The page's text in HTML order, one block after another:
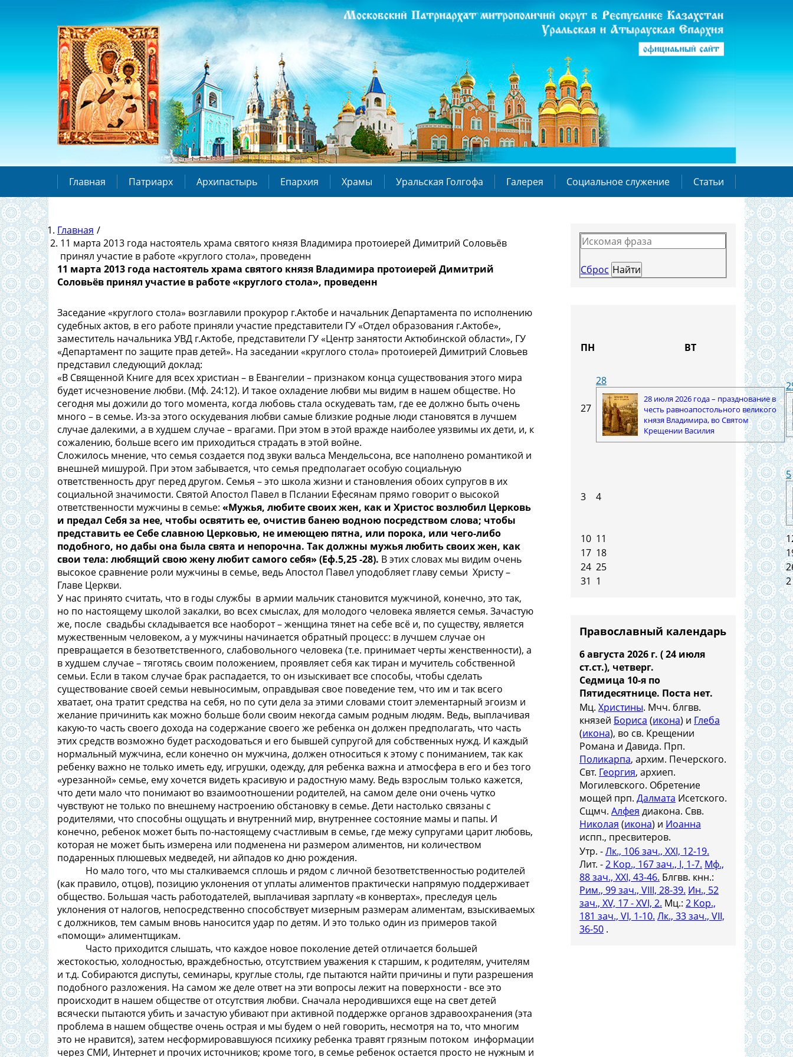
Главная Патриарх Архипастырь Епархия Храмы Уральская Голгофа Галерея Социальное служение Статьи
Главная /
11 марта 2013 года настоятель храма святого князя Владимира протоиерей Димитрий Соловьёв
принял участие в работе «круглого стола», проведенн
11 марта 2013 года настоятель храма святого князя Владимира протоиерей Димитрий
Соловьёв принял участие в работе «круглого стола», проведенн
Заседание «круглого стола» возглавили прокурор г.Актобе и начальник Департамента по исполнению
судебных актов, в его работе приняли участие представители ГУ «Отдел образования г.Актобе»,
заместитель начальника УВД г.Актобе, представители ГУ «Центр занятости Актюбинской области», ГУ
«Департамент по защите прав детей». На заседании «круглого стола» протоиерей Димитрий Словьев
представил следующий доклад:
«В Священной Книге для всех христиан – в Евангелии – признаком конца существования этого мира
будет исчезновение любви. (Мф. 24:12). И такое охладение любви мы видим в нашем обществе. Но
сегодня мы дожили до того момента, когда любовь стала оскудевать там, где ее должно быть очень
много – в семье. Из-за этого оскудевания любви самые близкие родные люди становятся в лучшем
случае далекими, а в худшем случае – врагами. При этом в этой вражде наиболее уязвимы их дети, и, к
сожалению, больше всего им приходиться страдать в этой войне.
Сложилось мнение, что семья создается под звуки вальса Мендельсона, все наполнено романтикой и
внешней мишурой. При этом забывается, что семья предполагает особую социальную
ответственность друг перед другом. Семья – это школа жизни и становления обоих супругов в их
социальной значимости. Святой Апостол Павел в Пслании Ефесянам прямо говорит о высокой
ответственности мужчины в семье: «Мужья, любите своих жен, как и Христос возлюбил Церковь
и предал Себя за нее, чтобы освятить ее, очистив банею водною посредством слова; чтобы
представить ее Себе славною Церковью, не имеющею пятна, или порока, или чего-либо
подобного, но дабы она была свята и непорочна. Так должны мужья любить своих жен, как
свои тела: любящий свою жену любит самого себя» (Еф.5,25 -28). В этих словах мы видим очень
высокое сравнение роли мужчины в семье, ведь Апостол Павел уподобляет главу семьи Христу –
Главе Церкви.
У нас принято считать, что в годы службы в армии мальчик становится мужчиной, конечно, это так,
но по настоящему школой закалки, во всех смыслах, для молодого человека является семья. Зачастую
же, после свадьбы складывается все наоборот – женщина тянет на себе всё и, по существу, является
мужественным человеком, а у мужчины начинается обратный процесс: в лучшем случае он
превращается в безответственного, слабовольного человека (т.е. принимает черты женственности), а
в худшем случае – тяготясь своим положением, проявляет себя как тиран и мучитель собственной
семьи. Если в таком случае брак распадается, то он изыскивает все способы, чтобы сделать
существование своей семьи невыносимым, оправдывая свое поведение тем, что им и так всего
хватает, она тратит средства на себя, но по сути дела за этими словами стоит элементарный эгоизм и
желание причинить как можно больше боли своим некогда самым родным людям. Ведь, выплачивая
какую-то часть своего дохода на содержание своего же ребенка он должен предполагать, что часть
этих средств возможно будет расходоваться и его бывшей супругой для собственных нужд. И каждый
нормальный мужчина, если конечно он мужчина, должен относиться к этому с пониманием, так как
ребенку важно не только иметь еду, игрушки, одежду, для ребенка важна и атмосфера в его и без того
«урезанной» семье, ему хочется видеть красивую и радостную маму. Ведь взрослым только кажется,
что дети мало что понимают во взаимоотношении родителей, на самом деле они очень чутко
чувствуют не только по внешнему настроению обстановку в семье. Дети настолько связаны с
родителями, что способны ощущать и внутренний мир, внутреннее состояние мамы и папы. И
конечно, ребенок может быть по-настоящему счастливым в семье, где межу супругами царит любовь,
которая не может быть измерена или подменена ни размером алиментов, ни количеством
подаренных плюшевых медведей, ни айпадов ко дню рождения.
Но мало того, что мы сталкиваемся сплошь и рядом с личной безответственностью родителей
(как правило, отцов), позицию уклонения от уплаты алиментов практически напрямую поддерживает
общество. Большая часть работодателей, выплачивая зарплату «в конвертах», преследуя цель
уклонения от налогов, непосредственно способствует мизерным размерам алиментам, взыскиваемых
с должников, тем самым вновь наносится удар по детям. И это только один из примеров такой
«помощи» алиментщикам.
Часто приходится слышать, что каждое новое поколение детей отличается большей
жестокостью, холодностью, враждебностью, отсутствием уважения к старшим, к родителям, учителям
и т.д. Собираются диспуты, семинары, круглые столы, где пытаются найти причины и пути разрешения
подобного разложения. На самом же деле ответ на эти вопросы лежит на поверхности - все это
происходит в нашем обществе от отсутствия любви. Сначала неродившихся еще на свет детей
всячески пытаются убить и зачастую убивают при активной поддержке органов здравоохранения (эта
проблема в нашем обществе очень острая и мы будем о ней говорить, несмотря на то, что многим
это не нравится), затем несформировавшуюся психику ребенка травят грязным потоком информации
через СМИ, Интернет и прочих источников; кроме того, в семье ребенок остается просто не нужным и
Сброс
ПН ВТ
27
28
28 июля 2026 года – празднование в
честь равноапостольного великого
князя Владимира, во Святом
Крещении Василия
3 4
5
10 11
17 18
24 25
31 1 2
Православный календарь
6 августа 2026 г. ( 24 июля
ст.ст.), четверг.
Седмица 10-я по
Пятидесятнице. Поста нет.
Мц. Христины. Мчч. блгвв.
князей Бориса (икона) и Глеба
(икона), во св. Крещении
Романа и Давида. Прп.
Поликарпа, архим. Печерского.
Свт. Георгия, архиеп.
Могилевского. Обретение
мощей прп. Далмата Исетского.
Сщмч. Алфея диакона. Свв.
Николая (икона) и Иоанна
испп., пресвитеров.
Утр. -Лк., 106 зач., XXI, 12-19.
Лит. -2 Кор., 167 зач., I, 1-7. Мф.,
88 зач., XXI, 43-46. Блгвв. кнн.:
Рим., 99 зач., VIII, 28-39. Ин., 52
зач., XV, 17 - XVI, 2. Мц.: 2 Кор.,
181 зач., VI, 1-10. Лк., 33 зач., VII,
36-50 .